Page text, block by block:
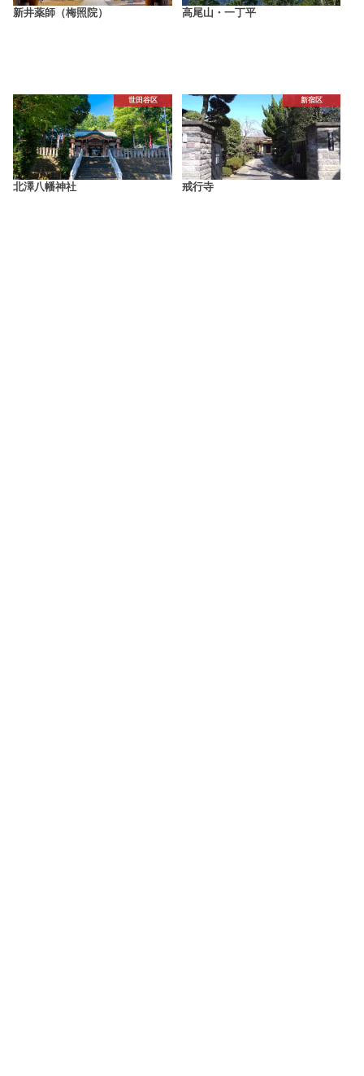
新井薬師（梅照院） 高尾山・一丁平
世田谷区
北澤八幡神社
新宿区
戒行寺